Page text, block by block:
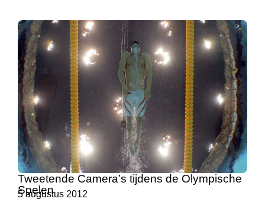
Tweetende Camera’s tijdens de Olympische
Spelen
5 augustus 2012